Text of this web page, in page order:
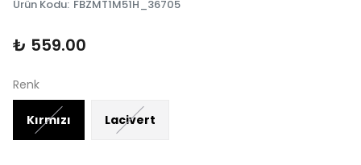
Ürün Kodu: FBZMT1M51H_36705
₺ 559.00
Renk
Kırmızı Lacivert